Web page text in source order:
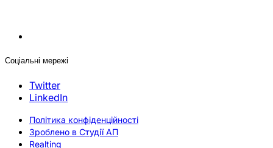
Соціальні мережі
Twitter
LinkedIn
Політика конфіденційності
Зроблено в Студії АП
Realting